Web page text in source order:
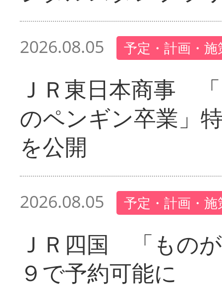
2026.08.05 予定・計画・施
ＪＲ東日本商事
のペンギン卒業」
を公開
2026.08.05 予定・計画・施
ＪＲ四国 「もの
９で予約可能に